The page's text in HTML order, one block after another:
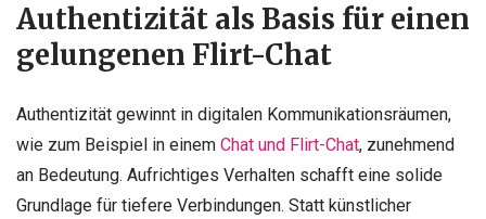
Authentizität als Basis für einen
gelungenen Flirt-Chat
Authentizität gewinnt in digitalen Kommunikationsräumen,
wie zum Beispiel in einem Chat und Flirt-Chat, zunehmend
an Bedeutung. Aufrichtiges Verhalten schafft eine solide
Grundlage für tiefere Verbindungen. Statt künstlicher